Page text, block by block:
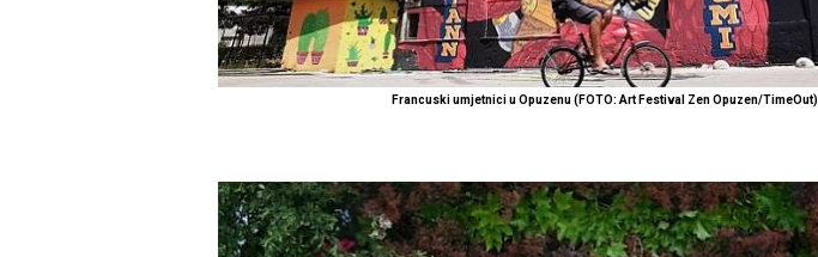
Francuski umjetnici u Opuzenu (FOTO: Art Festival Zen Opuzen/TimeOut)